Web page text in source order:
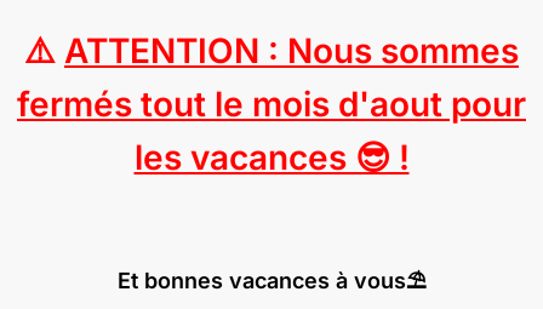
⚠️ ATTENTION : Nous sommes
fermés tout le mois d'aout pour
les vacances 😎 !
Et bonnes vacances à vous⛱️